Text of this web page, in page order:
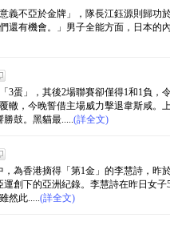
義不亞於金牌」，隊長江鈺源則歸功
還有機會。」男子全能方面，日本的
3蛋」，其後2場聯賽卻僅得1和1負，
轍，今晚誓借主場威力擊退韋斯咸。
鼓。黑貓最.....(詳全文)
為香港摘得「第1金」的李慧詩，昨
創下的亞洲紀錄。李慧詩在昨日女
然此.....(詳全文)